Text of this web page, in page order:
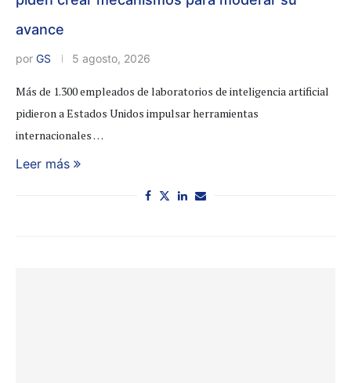
avance
por GS 5 agosto, 2026
Más de 1.300 empleados de laboratorios de inteligencia artificial
pidieron a Estados Unidos impulsar herramientas
internacionales …
Leer más